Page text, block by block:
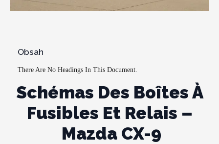
Obsah
There Are No Headings In This Document.
Schémas Des Boîtes À
Fusibles Et Relais –
Mazda CX-9